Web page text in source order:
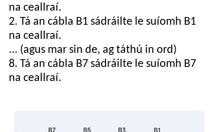
na ceallraí.
2. Tá an cábla B1 sádráilte le suíomh B1
na ceallraí.
... (agus mar sin de, ag táthú in ord)
8. Tá an cábla B7 sádráilte le suíomh B7
na ceallraí.